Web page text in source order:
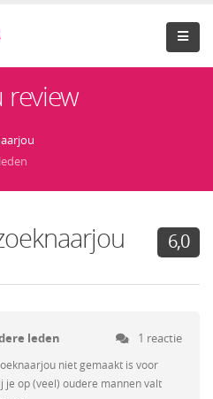
6,0
leden 1 reactie
niet gemaakt is voor
je op (veel) oudere mannen valt